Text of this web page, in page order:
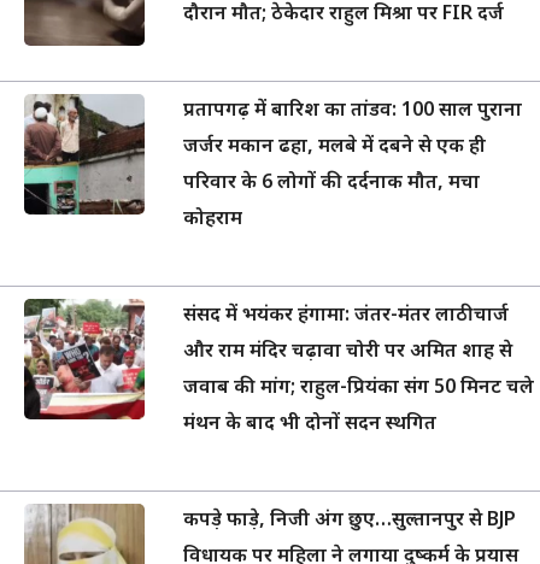
दौरान मौत; ठेकेदार राहुल मिश्रा पर FIR दर्ज
प्रतापगढ़ में बारिश का तांडव: 100 साल पुराना
जर्जर मकान ढहा, मलबे में दबने से एक ही
परिवार के 6 लोगों की दर्दनाक मौत, मचा
कोहराम
संसद में भयंकर हंगामा: जंतर-मंतर लाठीचार्ज
और राम मंदिर चढ़ावा चोरी पर अमित शाह से
जवाब की मांग; राहुल-प्रियंका संग 50 मिनट चले
मंथन के बाद भी दोनों सदन स्थगित
कपड़े फाड़े, निजी अंग छुए…सुल्तानपुर से BJP
विधायक पर महिला ने लगाया दुष्कर्म के प्रयास